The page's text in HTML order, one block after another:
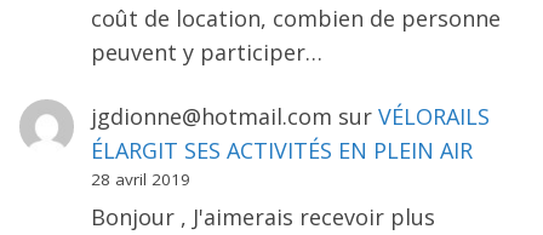
coût de location, combien de personne
peuvent y participer…
jgdionne@hotmail.com sur VÉLORAILS
ÉLARGIT SES ACTIVITÉS EN PLEIN AIR
28 avril 2019
Bonjour , J'aimerais recevoir plus